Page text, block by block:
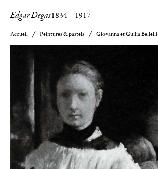
Edgar Degas1834– 1917
Accueil Peintures & pastels Giovanna et Guilia Bellelli